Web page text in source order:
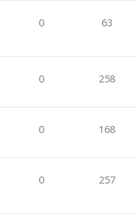
0 63
0 258
0 168
0 257